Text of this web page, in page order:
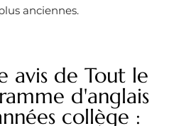
anciennes.
avis de Tout le
d'anglais
collège :